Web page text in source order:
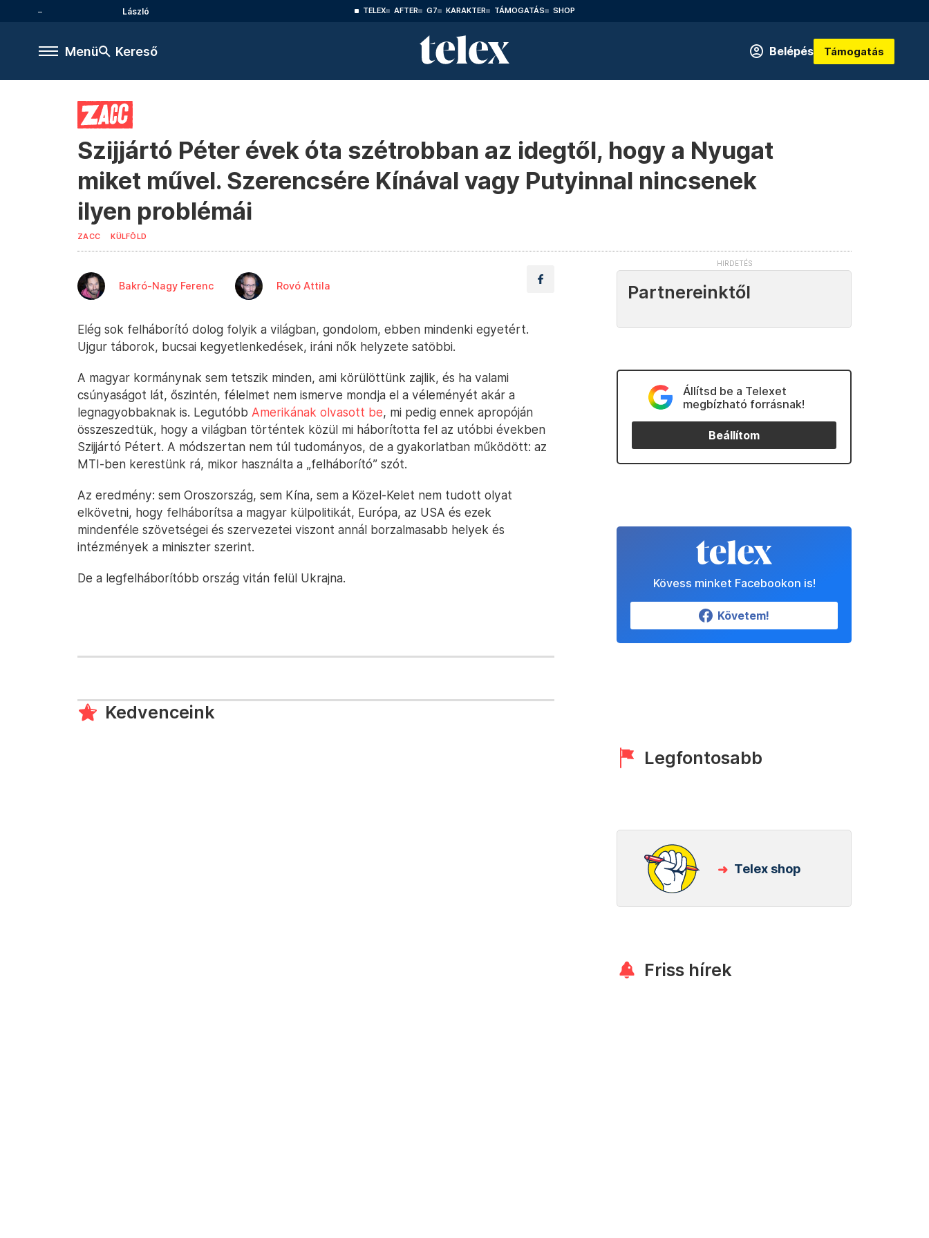
László TELEX AFTER G7 KARAKTER TÁMOGATÁS SHOP
Menü Kereső Belépés Támogatás
Szijjártó Péter évek óta szétrobban az idegtől, hogy a Nyugat
miket művel. Szerencsére Kínával vagy Putyinnal nincsenek
ilyen problémái
ZACC KÜLFÖLD
Bakró-Nagy Ferenc Rovó Attila
Elég sok felháborító dolog folyik a világban, gondolom, ebben mindenki egyetért.
Ujgur táborok, bucsai kegyetlenkedések, iráni nők helyzete satöbbi.
A magyar kormánynak sem tetszik minden, ami körülöttünk zajlik, és ha valami
csúnyaságot lát, őszintén, félelmet nem ismerve mondja el a véleményét akár a
legnagyobbaknak is. Legutóbb Amerikának olvasott be, mi pedig ennek apropóján
összeszedtük, hogy a világban történtek közül mi háborította fel az utóbbi években
Szijjártó Pétert. A módszertan nem túl tudományos, de a gyakorlatban működött: az
MTI-ben kerestünk rá, mikor használta a „felháborító” szót.
Az eredmény: sem Oroszország, sem Kína, sem a Közel-Kelet nem tudott olyat
elkövetni, hogy felháborítsa a magyar külpolitikát, Európa, az USA és ezek
mindenféle szövetségei és szervezetei viszont annál borzalmasabb helyek és
intézmények a miniszter szerint.
De a legfelháborítóbb ország vitán felül Ukrajna.
Kedvenceink
Partnereinktől
Állítsd be a Telexet
megbízható forrásnak!
Beállítom
Kövess minket Facebookon is!
Követem!
Legfontosabb
Telex shop
Friss hírek